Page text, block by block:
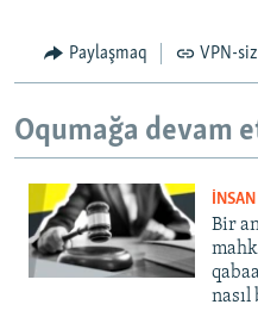
Paylaşmaq VPN-
Oqumağa devam
Bir
nasıl